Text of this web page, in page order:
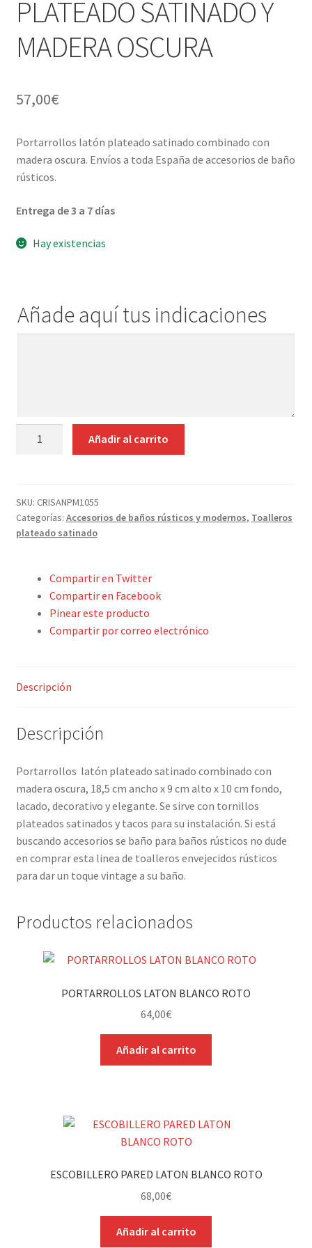
Regalo personal chico-chica
Decoración, cuadros y espejos
Iluminación, lamparas y apliques
Muebles
Detalles ceremonia, regalo publicitario, promocional
Contacto
PLATEADO SATINADO Y
MADERA OSCURA
57,00€
Portarrollos latón plateado satinado combinado con
madera oscura. Envíos a toda España de accesorios de baño
rústicos.
Entrega de 3 a 7 días
Hay existencias
Añade aquí tus indicaciones
MADERA
OSCURA
cantidad
Añadir al carrito
SKU: CRISANPM1055
Categorías: Accesorios de baños rústicos y modernos, Toalleros
plateado satinado
Compartir en Twitter
Compartir en Facebook
Pinear este producto
Compartir por correo electrónico
Descripción
Descripción
Portarrollos latón plateado satinado combinado con
madera oscura, 18,5 cm ancho x 9 cm alto x 10 cm fondo,
lacado, decorativo y elegante. Se sirve con tornillos
plateados satinados y tacos para su instalación. Si está
buscando accesorios se baño para baños rústicos no dude
en comprar esta linea de toalleros envejecidos rústicos
para dar un toque vintage a su baño.
Productos relacionados
PORTARROLLOS LATON BLANCO ROTO
64,00€
Añadir al carrito
ESCOBILLERO PARED LATON BLANCO ROTO
68,00€
Añadir al carrito